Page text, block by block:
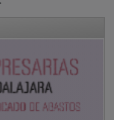
que la
sino un
diario, la